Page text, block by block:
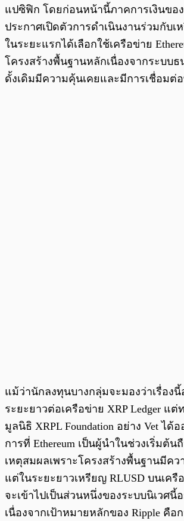
แปซิฟิก โดยก่อนหน้านี้ภาคการเงินขอ
ประกาศเปิดตัวการดำเนินงานร่วมกับเ
ในระยะแรกได้เลือกใช้เครือข่าย
โครงสร้างพื้นฐานหลักเนื่องจากระบบ
ดั้งเดิมมีความคุ้นเคยและมีการเชื่อมต่
แม้ว่านักลงทุนบางกลุ่มจะมองว่าเรื่องนี้
ระยะยาวต่อเครือข่าย XRP Ledger แ
มูลนิธิ XRPL Foundation อย่าง Vet ได้
การที่ Ethereum เป็นผู้นำในช่วงเริ่มต้น
เหตุสมผลเพราะโครงสร้างพื้นฐานมีค
แต่ในระยะยาวเหรียญ RLUSD บนเครื
จะเข้าไปเป็นส่วนหนึ่งของระบบนิเวศนี้
เนื่องจากเป้าหมายหลักของ Ripple คือ